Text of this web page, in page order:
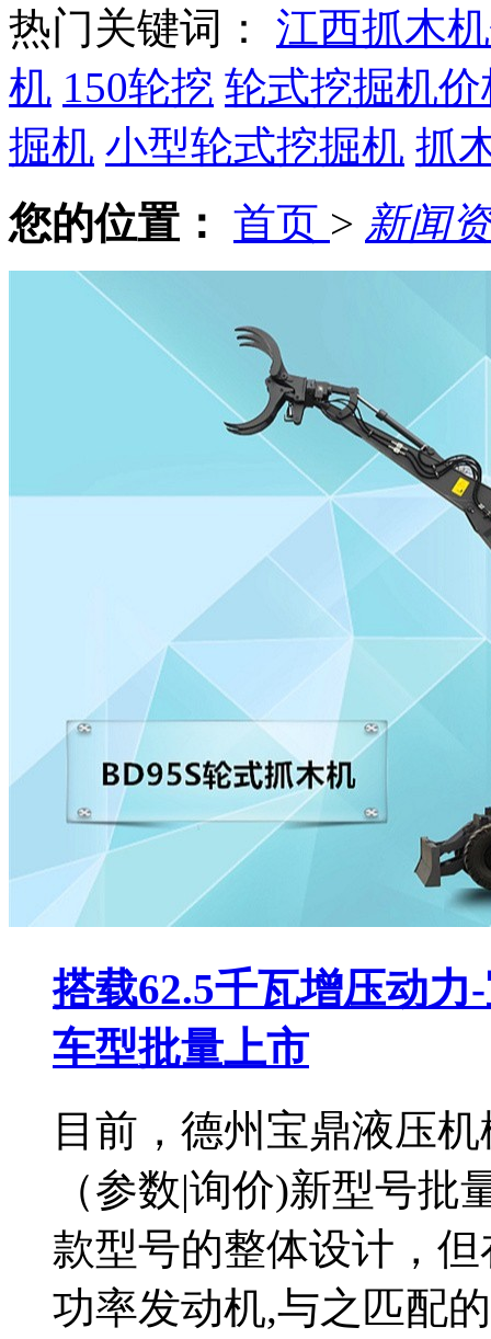
热门关键词： 江西抓木
机 150轮挖 轮式挖掘机
掘机 小型轮式挖掘机 抓
您的位置： 首页 > 新闻
搭载62.5千瓦增压动力
车型批量上市
目前，德州宝鼎液压
（参数|询价)新型号
款型号的整体设计，
功率发动机,与之匹配